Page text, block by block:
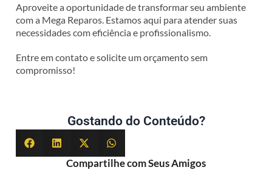
Aproveite a oportunidade de transformar seu ambiente
com a Mega Reparos. Estamos aqui para atender suas
necessidades com eficiência e profissionalismo.
Entre em contato e solicite um orçamento sem
compromisso!
Gostando do Conteúdo?
Compartilhe com Seus Amigos